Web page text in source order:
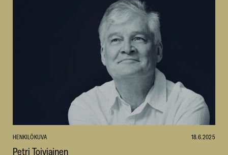
HENKILÖKUVA 18.6.2025
Petri Toiviainen